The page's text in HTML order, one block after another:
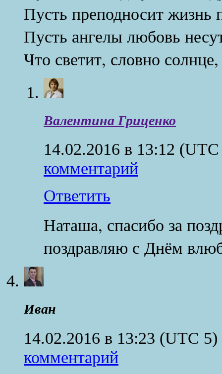
Пусть преподносит жизнь
Пусть ангелы любовь
Что светит, словно
Валентина Гриценко
14.02.2016 в 13:12
комментарий
Ответить
Наташа, спасибо за
поздравляю с Днём
Иван
14.02.2016 в 13:23 (UTC 5)
комментарий